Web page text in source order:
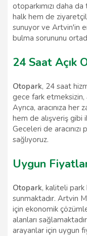
otoparkımızı daha
halk hem de
sunuyor ve Artvin'in
bulma sorununu
24 Saat Açık
Otopark, 24 saat
gece fark etmeksizin,
Ayrıca, aracınıza
hem de alışveriş gibi
Geceleri de
sağlıyoruz.
Uygun
Otopark, kaliteli
sunmaktadır. Artvin
için ekonomik
alanları
arayanlar için uygun